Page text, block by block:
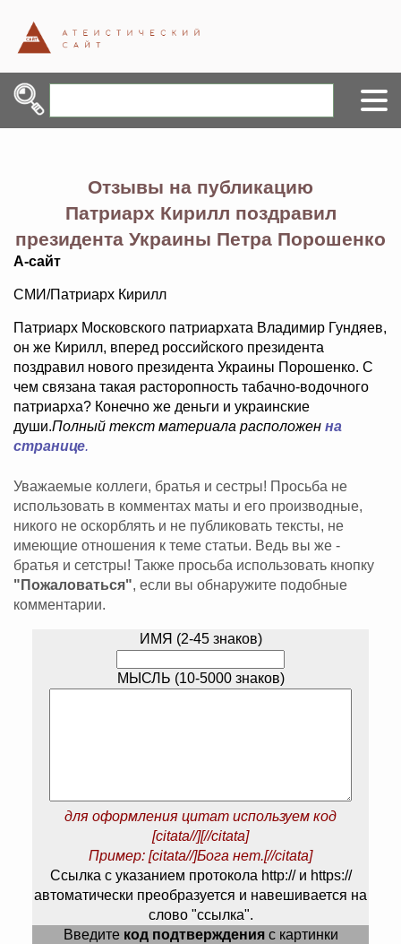
Отзывы на публикацию
Патриарх Кирилл поздравил
президента Украины Петра Порошенко
А-сайт
СМИ/Патриарх Кирилл
Патриарх Московского патриархата Владимир Гундяев,
он же Кирилл, вперед российского президента
поздравил нового президента Украины Порошенко. С
чем связана такая расторопность табачно-водочного
патриарха? Конечно же деньги и украинские
души.Полный текст материала расположен на
странице.
Уважаемые коллеги, братья и сестры! Просьба не
использовать в комментах маты и его производные,
никого не оскорблять и не публиковать тексты, не
имеющие отношения к теме статьи. Ведь вы же -
братья и сетстры! Также просьба использовать кнопку
"Пожаловаться", если вы обнаружите подобные
комментарии.
ИМЯ (2-45 знаков)
МЫСЛЬ (10-5000 знаков)
для оформления цитат используем код
[citata//][//citata]
Пример: [citata//]Бога нет.[//citata]
Ссылка с указанием протокола http:// и https://
автоматически преобразуется и навешивается на
слово "ссылка".
Введите код подтвержденияс картинки